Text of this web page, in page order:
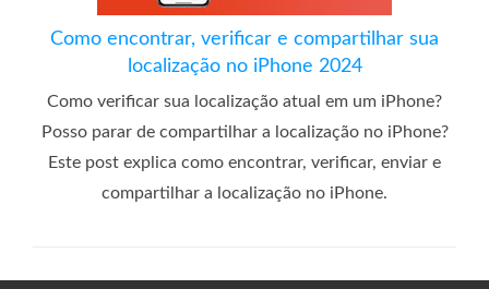
Como encontrar, verificar e compartilhar sua
localização no iPhone 2024
Como verificar sua localização atual em um iPhone?
Posso parar de compartilhar a localização no iPhone?
Este post explica como encontrar, verificar, enviar e
compartilhar a localização no iPhone.